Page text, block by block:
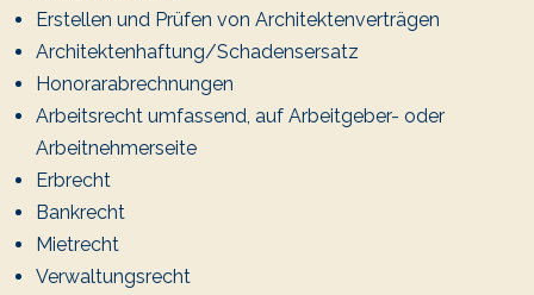
Erstellen und Prüfen von Architektenverträgen
Architektenhaftung/Schadensersatz
Honorarabrechnungen
Arbeitsrecht umfassend, auf Arbeitgeber- oder
Arbeitnehmerseite
Erbrecht
Bankrecht
Mietrecht
Verwaltungsrecht